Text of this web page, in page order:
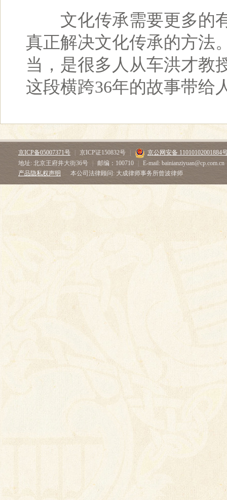
文化传承需要更多的有
真正解决文化传承的方法
当，是很多人从车洪才教
这段横跨36年的故事带给
京ICP备05007371号 京ICP证150832号
京公网安备 11010102001884
地址: 北京王府井大街36号
邮编：100710
E-mail: bainianziyuan@cp.com.cn
产品隐私权声明
本公司法律顾问: 大成律师事务所曾波律师